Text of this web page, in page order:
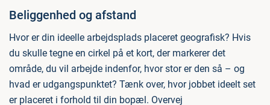
Beliggenhed og afstand
Hvor er din ideelle arbejdsplads placeret geografisk? Hvis
du skulle tegne en cirkel på et kort, der markerer det
område, du vil arbejde indenfor, hvor stor er den så – og
hvad er udgangspunktet? Tænk over, hvor jobbet ideelt set
er placeret i forhold til din bopæl. Overvej